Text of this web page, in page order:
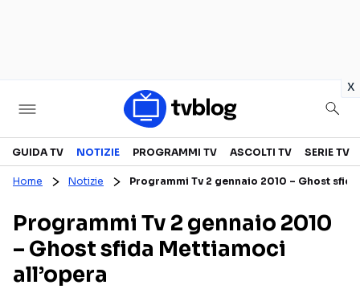
x
Televisione
CANALI TV
PROGRAMMI TV
PERSONAGGI TV
SERIE TV
REALITY SHOW
GUIDA TV NOTIZIE PROGRAMMI TV ASCOLTI TV SERIE TV
Home Notizie Programmi Tv 2 gennaio 2010 – Ghost
Programmi Tv 2 gennaio 2010
– Ghost sfida Mettiamoci
all’opera